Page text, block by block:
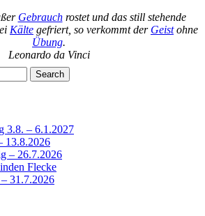
Gebrauchrostet und das still stehende
Kälte gefriert, so verkommt der Geistohne
Übung.
Leonardo da Vinci
Search
3.8. – 6.1.2027
13.8.2026
– 26.7.2026
Flecke
31.7.2026